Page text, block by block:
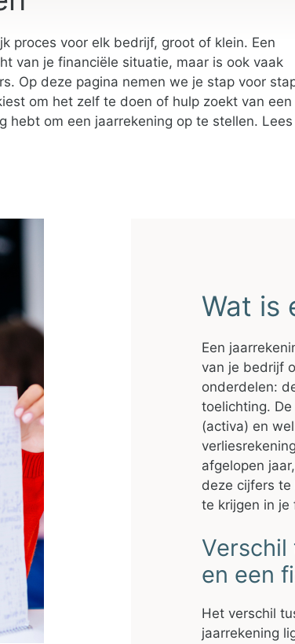
proces voor elk bedrijf, groot of klein. Een
van je financiële situatie, maar is ook vaak
Op deze pagina nemen we je stap voor
om het zelf te doen of hulp zoekt van een
hebt om een jaarrekening op te stellen. Lees
Wat is
Een
van je bedrijf
onderdelen:
toelichting.
(activa) en
afgelopen
deze cijfers te
te krijgen in je
Verschil
en een
Het verschil
jaarrekening